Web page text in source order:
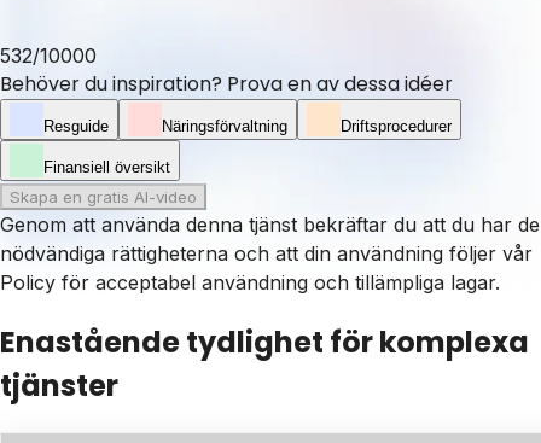
532/10000
Behöver du inspiration? Prova en av dessa idéer
Resguide Näringsförvaltning Driftsprocedurer
Finansiell översikt
Skapa en gratis AI-video
Genom att använda denna tjänst bekräftar du att du har de
nödvändiga rättigheterna och att din användning följer vår
Policy för acceptabel användning och tillämpliga lagar.
Enastående tydlighet för komplexa
tjänster